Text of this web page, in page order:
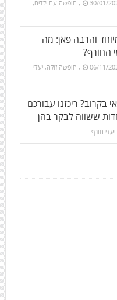
30/01/
, חופשה עם ילדים,
והרבה פאן: מה
החורף?
06/11/
, חופשה זולה, יעדי
בקרוב? ריכזנו עבורכם
ששווה לבקר בהן
יעדי חורף